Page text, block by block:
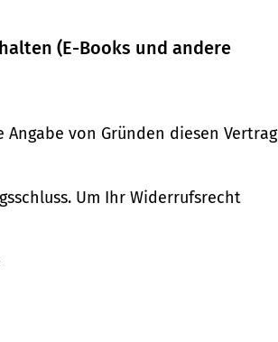
(E-Books und andere
von Gründen diesen Vertrag
Um Ihr Widerrufsrecht